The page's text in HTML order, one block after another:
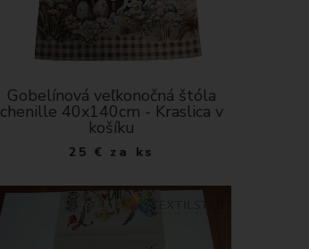
Gobelínová veľkonočná štóla
chenille 40x140cm - Kraslica v
košíku
25 € za ks